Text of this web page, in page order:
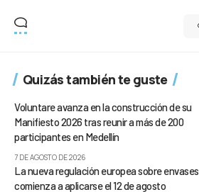
Quizás también te guste
Voluntare avanza en la construcción de su
Manifiesto 2026 tras reunir a más de 200
participantes en Medellín
7 DE AGOSTO DE 2026
La nueva regulación europea sobre envases
comienza a aplicarse el 12 de agosto